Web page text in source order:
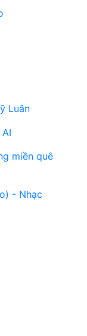
Luân
miền quê
- Nhạc